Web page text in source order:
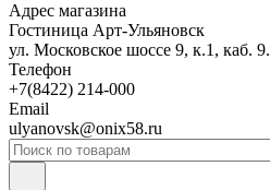
Адрес магазина
Гостиница Арт-Ульяновск
ул. Московское шоссе 9, к.1, каб. 9.
Телефон
+7(8422) 214-000
Email
ulyanovsk@onix58.ru